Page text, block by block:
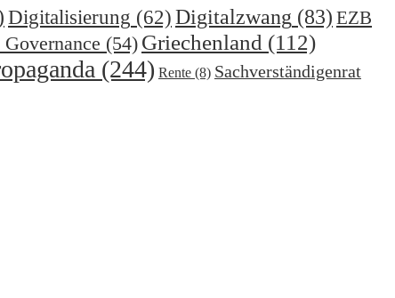
Digitalisierung (62) Digitalzwang (83) EZB
(54) Griechenland (112)
(244) Rente (8) Sachverständigenrat